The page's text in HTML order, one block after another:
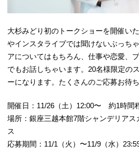
大杉みどり初のトークショーを開催い
やインスタライブでは聞けないぶっち
アについてはもちろん、仕事や恋愛、
でもお話しちゃいます。20名様限定の
ーになります。たくさんのご応募お待
開催日：11/26（土）12:00〜 約1時間
場所：銀座三越本館7階シャンデリアス
ス
応募期間：11/1（火）〜11/9（水）